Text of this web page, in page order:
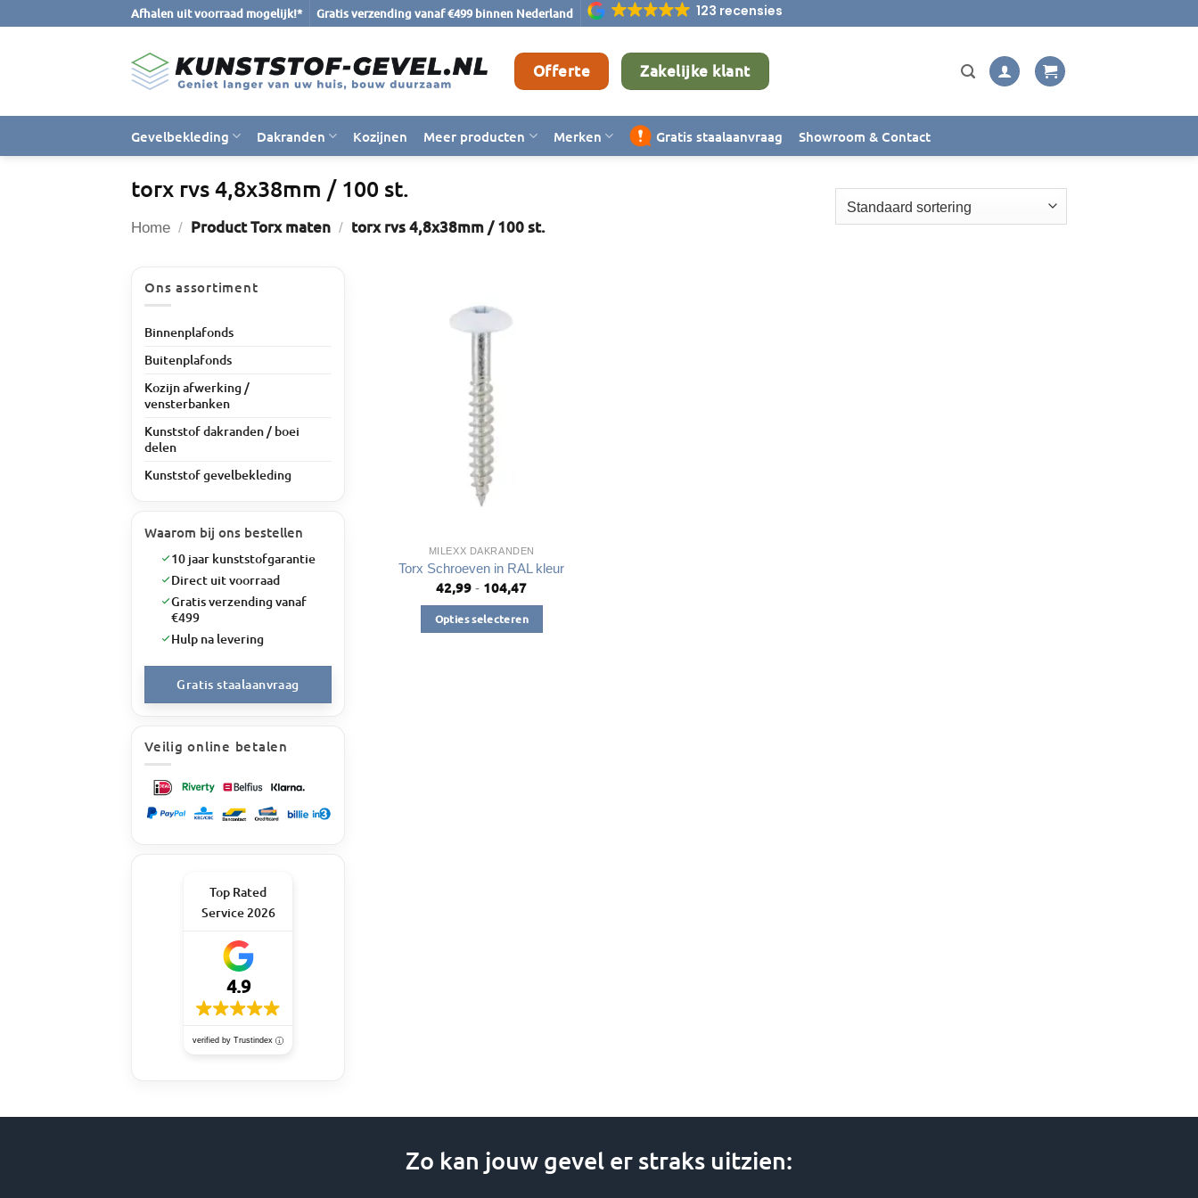
Afhalen uit voorraad mogelijk!* Gratis verzending vanaf €499 binnen Nederland 123 recensies
Offerte Zakelijke klant
Gevelbekleding Dakranden Kozijnen Meer producten Merken Gratis staalaanvraag Showroom & Contact
torx rvs 4,8x38mm / 100 st.
Home / Product Torx maten / torx rvs 4,8x38mm / 100 st.
Ons assortiment
Binnenplafonds
Buitenplafonds
Kozijn afwerking /
vensterbanken
Kunststof dakranden / boei
delen
Kunststof gevelbekleding
Waarom bij ons bestellen
10 jaar kunststofgarantie
Direct uit voorraad
Gratis verzending vanaf
€499
Hulp na levering
Gratis staalaanvraag
Veilig online betalen
Top Rated
Service 2026
4.9
verified by Trustindex
MILEXX DAKRANDEN
Torx Schroeven in RAL kleur
42,99 - 104,47Prijsklasse:
tot
€104,47
Opties selecteren
Zo kan jouw gevel er straks uitzien: